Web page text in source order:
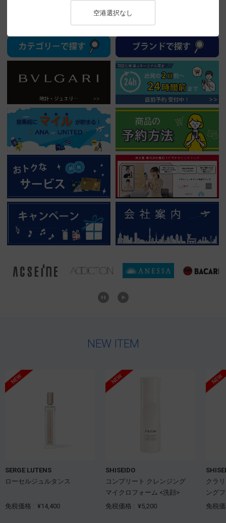
▸ 羽田空港第３ターミナル 予約割引サービス開始！>>
NEW ITEM
SERGE LUTENS
ローセルジュルタンス
免税価格 : ¥14,400
SHISEIDO
コンプリート クレンジング
マイクロフォーム <洗顔>
免税価格 :¥5,200
クラ
ング
免税